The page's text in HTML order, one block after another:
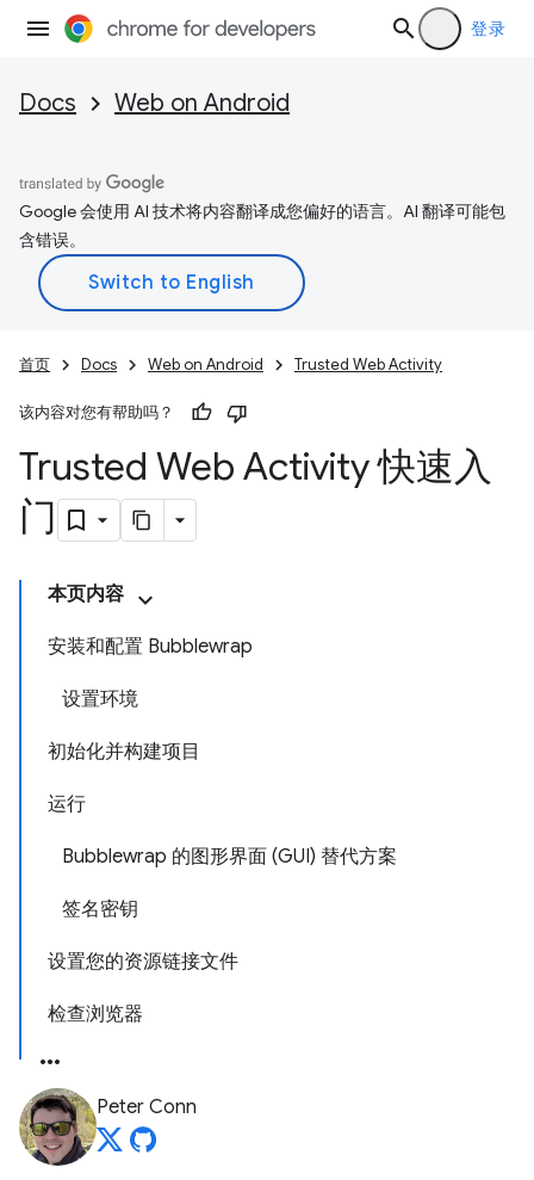
登录
Docs Web on Android
Google 会使用 AI 技术将内容翻译成您偏好的语言。AI 翻译可能包
含错误。
首页 Docs Web on Android Trusted Web Activity
该内容对您有帮助吗？
Trusted Web Activity 快速入
门
本页内容
安装和配置 Bubblewrap
设置环境
初始化并构建项目
运行
Bubblewrap 的图形界面 (GUI) 替代方案
签名密钥
设置您的资源链接文件
检查浏览器
Peter Conn